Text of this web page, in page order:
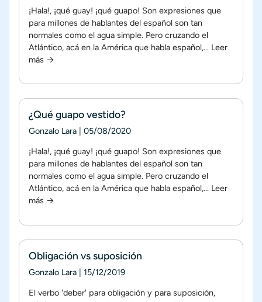
¡Hala!, ¡qué guay! ¡qué guapo! Son expresiones que
para millones de hablantes del español son tan
normales como el agua simple. Pero cruzando el
Atlántico, acá en la América que habla español,... Leer
más →
¿Qué guapo vestido?
Gonzalo Lara | 05/08/2020
¡Hala!, ¡qué guay! ¡qué guapo! Son expresiones que
para millones de hablantes del español son tan
normales como el agua simple. Pero cruzando el
Atlántico, acá en la América que habla español,... Leer
más →
Obligación vs suposición
Gonzalo Lara | 15/12/2019
El verbo 'deber' para obligación y para suposición,